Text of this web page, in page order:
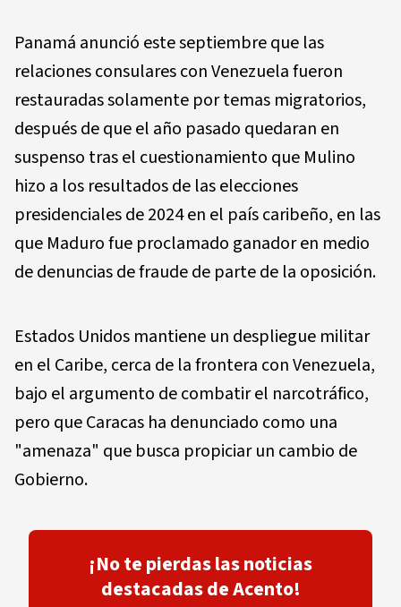
Panamá anunció este septiembre que las
relaciones consulares con Venezuela fueron
restauradas solamente por temas migratorios,
después de que el año pasado quedaran en
suspenso tras el cuestionamiento que Mulino
hizo a los resultados de las elecciones
presidenciales de 2024 en el país caribeño, en las
que Maduro fue proclamado ganador en medio
de denuncias de fraude de parte de la oposición.
Estados Unidos mantiene un despliegue militar
en el Caribe, cerca de la frontera con Venezuela,
bajo el argumento de combatir el narcotráfico,
pero que Caracas ha denunciado como una
"amenaza" que busca propiciar un cambio de
Gobierno.
¡No te pierdas las noticias
destacadas de Acento!